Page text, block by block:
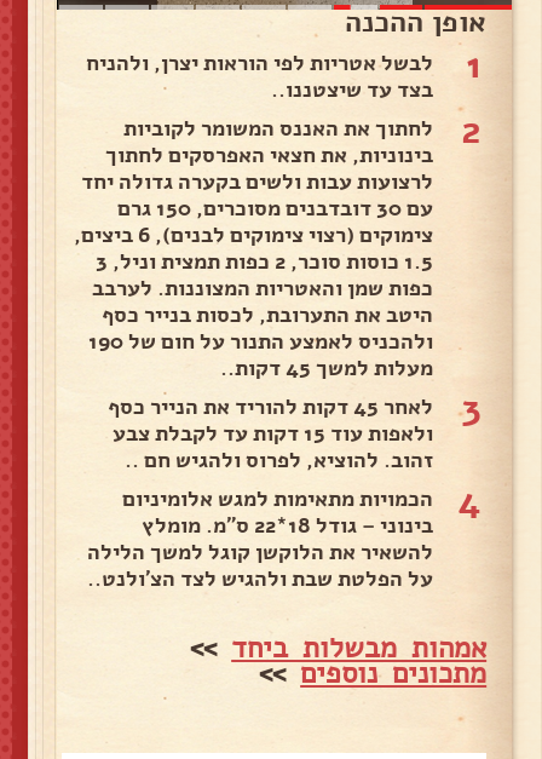
אופן ההכנה
1
לבשל אטריות לפי הוראות יצרן, ולהניח
בצד עד שיצטננו..
2
לחתוך את האננס המשומר לקוביות
בינוניות, את חצאי האפרסקים לחתוך
לרצועות עבות ולשים בקערה גדולה יחד
עם 30 דובדבנים מסוכרים, 150 גרם
צימוקים (רצוי צימוקים לבנים), 6 ביצים,
1.5 כוסות סוכר, 2 כפות תמצית וניל, 3
כפות שמן והאטריות המצוננות. לערבב
היטב את התערובת, לכסות בנייר כסף
ולהכניס לאמצע התנור על חום של 190
מעלות למשך 45 דקות..
3
לאחר 45 דקות להוריד את הנייר כסף
ולאפות עוד 15 דקות עד לקבלת צבע
זהוב. להוציא, לפרוס ולהגיש חם ..
4
הכמויות מתאימות למגש אלומיניום
בינוני – גודל 18*22 ס"מ. מומלץ
להשאיר את הלוקשן קוגל למשך הלילה
על הפלטת שבת ולהגיש לצד הצ'ולנט..
אמהות מבשלות ביחד >>
מתכונים נוספים>>